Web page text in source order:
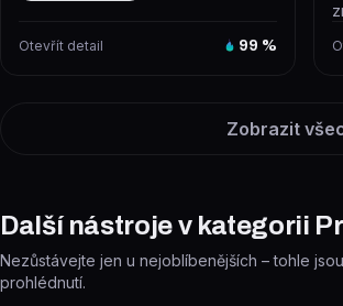
Otevřít detail 99 %
Zobrazit
Další nástroje v kategorii
Nezůstávejte jen u nejoblíbenějších – tohle
prohlédnutí.